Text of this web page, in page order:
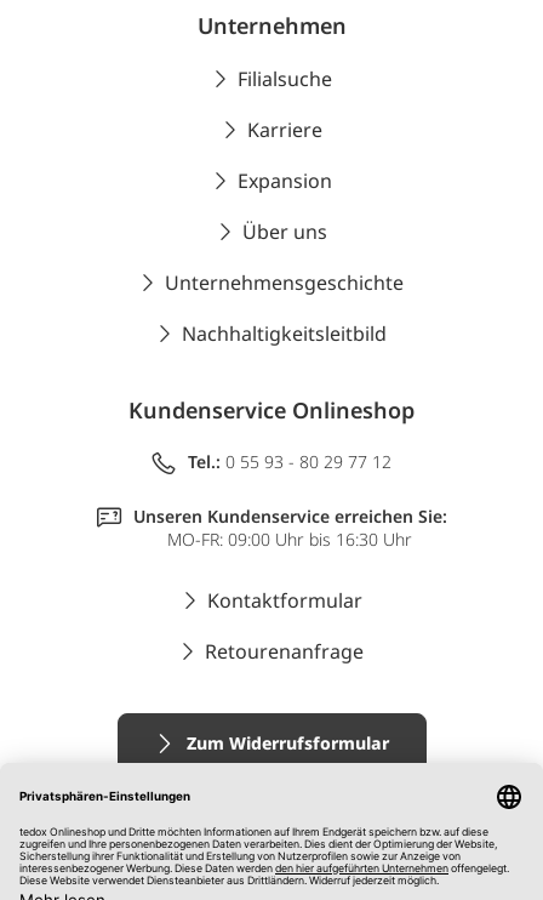
Unternehmen
Filialsuche
Karriere
Expansion
Über uns
Unternehmensgeschichte
Nachhaltigkeitsleitbild
Kundenservice Onlineshop
Tel.: 0 55 93 - 80 29 77 12
Unseren Kundenservice erreichen Sie:
MO-FR: 09:00 Uhr bis 16:30 Uhr
Kontaktformular
Retourenanfrage
Zum Widerrufsformular
Impressum
AGB